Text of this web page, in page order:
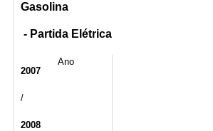
Gasolina
- Partida Elétrica
Ano
2007
/
2008